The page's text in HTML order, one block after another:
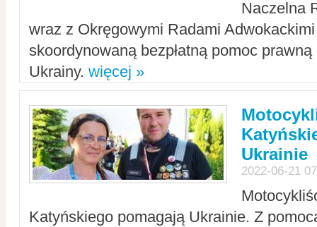
Naczelna
wraz z Okręgowymi Radami Adwokackimi
skoordynowaną bezpłatną pomoc
Ukrainy. więcej »
Ukrainie
2022-06-21
Katyńskiego pomagają Ukrainie. Z